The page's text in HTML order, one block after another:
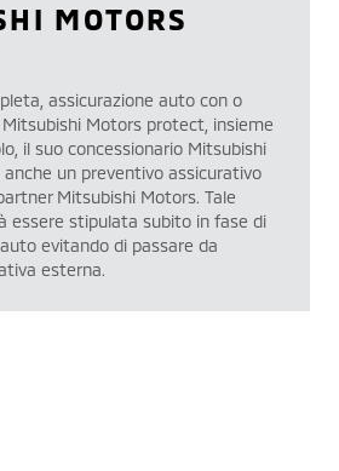
MOTORS
assicurazione auto con o
Mitsubishi Motors protect, insieme
il suo concessionario Mitsubishi
un preventivo assicurativo
Mitsubishi Motors. Tale
essere stipulata subito in fase di
evitando di passare da
esterna.